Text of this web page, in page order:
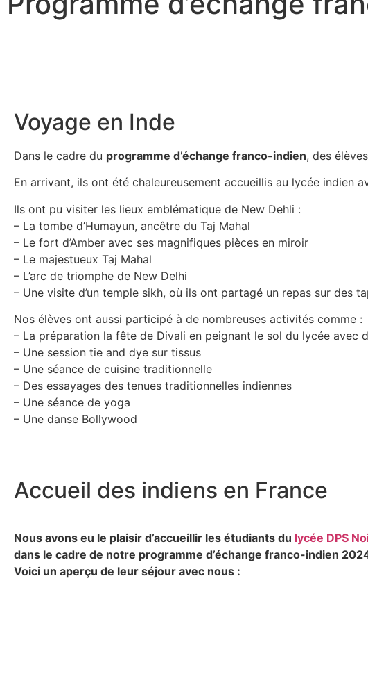
Voyage en Inde
Dans le cadre du programme d’échange franco-indien, des
En arrivant, ils ont été chaleureusement accueillis au lycée indien
Ils ont pu visiter les lieux emblématique de New Dehli :
– La tombe d’Humayun, ancêtre du Taj Mahal
– Le fort d’Amber avec ses magnifiques pièces en miroir
– Le majestueux Taj Mahal
– L’arc de triomphe de New Delhi
– Une visite d’un temple sikh, où ils ont partagé un repas sur des
Nos élèves ont aussi participé à de nombreuses activités comme :
– La préparation la fête de Divali en peignant le sol du lycée avec
– Une session tie and dye sur tissus
– Une séance de cuisine traditionnelle
– Des essayages des tenues traditionnelles indiennes
– Une séance de yoga
– Une danse Bollywood
Accueil des indiens en France
Nous avons eu le plaisir d’accueillir les étudiants du lycée DPS
dans le cadre de notre programme d’échange franco-indien
Voici un aperçu de leur séjour avec nous :